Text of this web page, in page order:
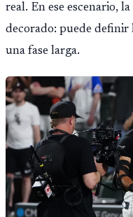
real. En ese escenario,
decorado: puede definir
una fase larga.